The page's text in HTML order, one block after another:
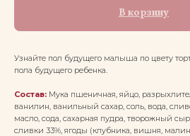
В корзину
Узнайте пол будущего малыша по цвету
пола будущего ребенка.
Состав: Мука пшеничная, яйцо,
ванилин, ванильный сахар, соль, вода,
масло, сода, сахарная пудра, творожный
сливки 33%, ягоды (клубника, вишня,